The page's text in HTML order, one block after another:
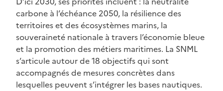
carbone à l’échéance 2050, la résilience des
territoires et des écosystèmes marins, la
souveraineté nationale à travers l’économie bleue
et la promotion des métiers maritimes. La SNML
s’articule autour de 18 objectifs qui sont
accompagnés de mesures concrètes dans
lesquelles peuvent s’intégrer les bases nautiques.